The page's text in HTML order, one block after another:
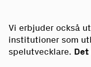
Vi erbjuder också
institutioner som
spelutvecklare.